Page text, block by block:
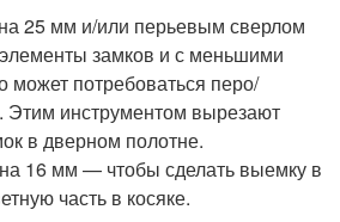
25 мм и/или перьевым сверлом
замков и с меньшими
может потребоваться перо/
Этим инструментом вырезают
в дверном полотне.
16 мм — чтобы сделать выемку в
часть в косяке.